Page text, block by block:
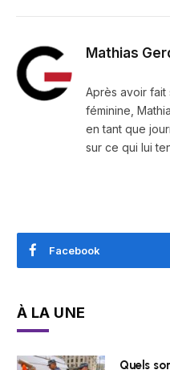
Mathias
Après avoir fait
féminine,
en tant que
sur ce qui lui
Facebook
À LA UNE
Quels